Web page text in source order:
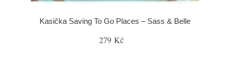
Kasička Saving To Go Places – Sass & Belle
279 Kč